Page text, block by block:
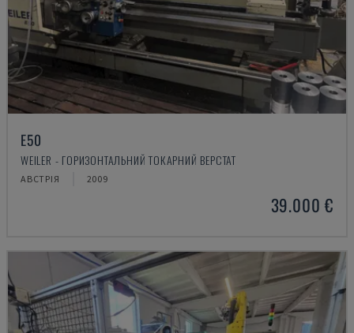
E50
WEILER - ГОРИЗОНТАЛЬНИЙ ТОКАРНИЙ ВЕРСТАТ
АВСТРІЯ 2009
39.000 €